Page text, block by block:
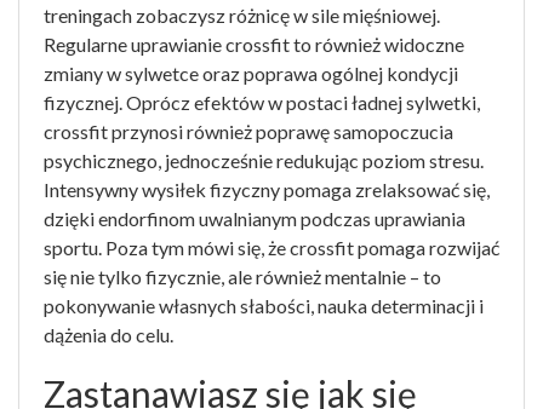
treningach zobaczysz różnicę w sile mięśniowej.
Regularne uprawianie crossfit to również widoczne
zmiany w sylwetce oraz poprawa ogólnej kondycji
fizycznej. Oprócz efektów w postaci ładnej sylwetki,
crossfit przynosi również poprawę samopoczucia
psychicznego, jednocześnie redukując poziom stresu.
Intensywny wysiłek fizyczny pomaga zrelaksować się,
dzięki endorfinom uwalnianym podczas uprawiania
sportu. Poza tym mówi się, że crossfit pomaga rozwijać
się nie tylko fizycznie, ale również mentalnie – to
pokonywanie własnych słabości, nauka determinacji i
dążenia do celu.
Zastanawiasz się jak się